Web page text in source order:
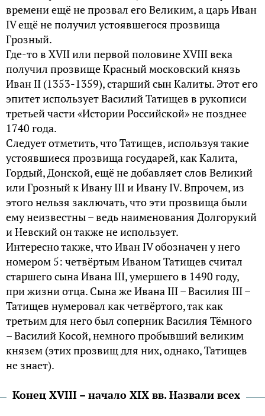
времени ещё не прозвал его Великим, а царь Иван
IV ещё не получил устоявшегося прозвища
Грозный.
Где-то в XVII или первой половине XVIII века
получил прозвище Красный московский князь
Иван II (1353-1359), старший сын Калиты. Этот его
эпитет использует Василий Татищев в рукописи
третьей части «Истории Российской» не позднее
1740 года.
Следует отметить, что Татищев, используя такие
устоявшиеся прозвища государей, как Калита,
Гордый, Донской, ещё не добавляет слов Великий
или Грозный к Ивану III и Ивану IV. Впрочем, из
этого нельзя заключать, что эти прозвища были
ему неизвестны – ведь наименования Долгорукий
и Невский он также не использует.
Интересно также, что Иван IV обозначен у него
номером 5: четвёртым Иваном Татищев считал
старшего сына Ивана III, умершего в 1490 году,
при жизни отца. Сына же Ивана III – Василия III –
Татищев нумеровал как четвёртого, так как
третьим для него был соперник Василия Тёмного
– Василий Косой, немного пробывший великим
князем (этих прозвищ для них, однако, Татищев
не знает).
Конец XVIII – начало XIX вв. Назвали всех